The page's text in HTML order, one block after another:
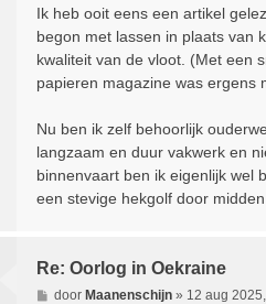
Ik heb ooit eens een artikel
begon met lassen in plaats van
kwaliteit van de vloot. (Met een
papieren magazine was ergens
Nu ben ik zelf behoorlijk
langzaam en duur vakwerk en
binnenvaart ben ik eigenlijk wel
een stevige hekgolf door
Re: Oorlog in Oekraine
Bdoor Maanenschijn» 12 aug